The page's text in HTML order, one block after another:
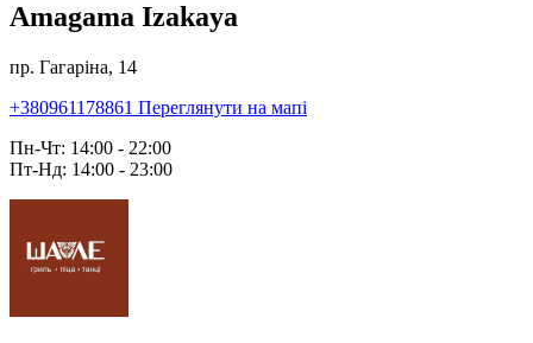
Amagama Izakaya
пр. Гагаріна, 14
+380961178861 Переглянути на мапі
Пн-Чт: 14:00 - 22:00
Пт-Нд: 14:00 - 23:00